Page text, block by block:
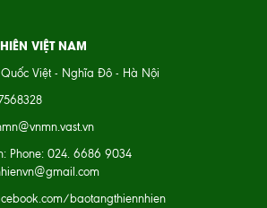
VIỆT NAM
Quốc Việt - Nghĩa Đô - Hà Nội
Phone: 024. 6686 9034
baotangthiennhien